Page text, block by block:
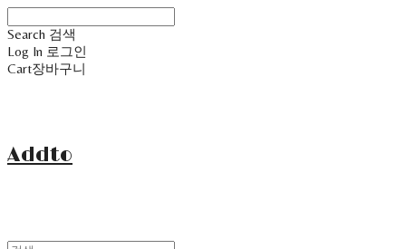
Search 검색
Log In 로그인
Cart장바구니
Addto